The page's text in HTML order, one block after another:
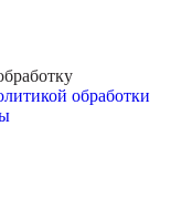
обработки